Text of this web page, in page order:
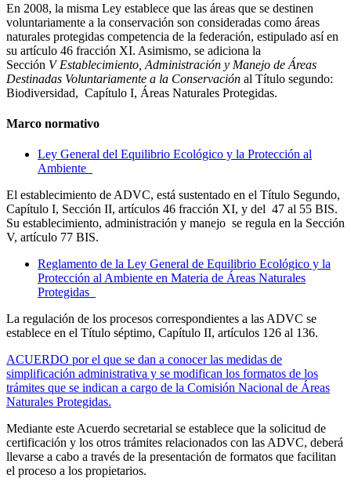
En 2008, la misma Ley establece que las áreas que se destinen
voluntariamente a la conservación son consideradas como áreas
naturales protegidas competencia de la federación, estipulado así en
su artículo 46 fracción XI. Asimismo, se adiciona la
Sección VEstablecimiento, Administración y Manejo de Áreas
Destinadas Voluntariamente a la Conservación al Título segundo:
Biodiversidad, Capítulo I, Áreas Naturales Protegidas.
Marco normativo
Ley General del Equilibrio Ecológico y la Protección al
Ambiente
El establecimiento de ADVC, está sustentado en el Título Segundo,
Capítulo I, Sección II, artículos 46 fracción XI, y del 47 al 55 BIS.
Su establecimiento, administración y manejo se regula en la Sección
V, artículo 77 BIS.
Reglamento de la Ley General de Equilibrio Ecológico y la
Protección al Ambiente en Materia de Áreas Naturales
Protegidas
La regulación de los procesos correspondientes a las ADVC se
establece en el Título séptimo, Capítulo II, artículos 126 al 136.
ACUERDO por el que se dan a conocer las medidas de
simplificación administrativa y se modifican los formatos de los
trámites que se indican a cargo de la Comisión Nacional de Áreas
Naturales Protegidas.
Mediante este Acuerdo secretarial se establece que la solicitud de
certificación y los otros trámites relacionados con las ADVC, deberá
llevarse a cabo a través de la presentación de formatos que facilitan
el proceso a los propietarios.